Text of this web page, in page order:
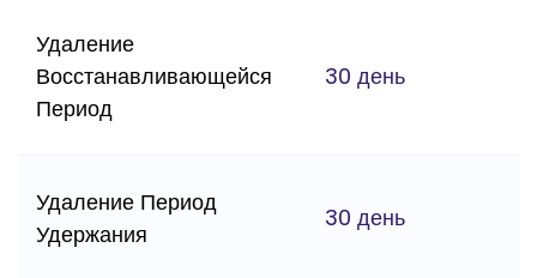
Удаление
Восстанавливающейся
Период
30 день
Удаление Период
Удержания
30 день